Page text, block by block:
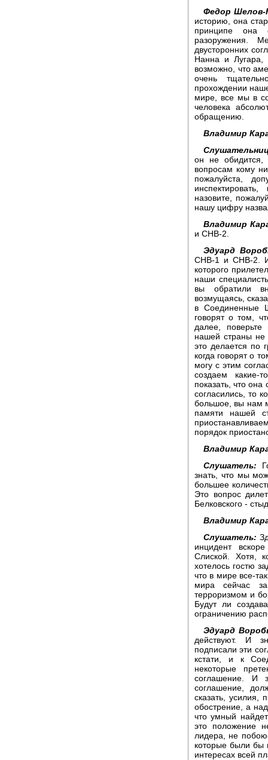
Федор Шелов-
историю, она
принципе она
разоружения.
двусторонних
Нанна и Лугара,
возможно, что
очень
прохождении
мире, все мы в
человека
обращению.
Владимир
он не
вопросам кому
пожалуйста,
назовите,
нашу цифру
Владимир
и СНВ-2.
Эдуард
СНВ-1 и СНВ-2. И
которого
наши
вы обратили
возмущаясь,
в Соединенные
говорят о том,
далее,
нашей страны не
это делается по
когда говорят о
могу с этим
создаем какие-
показать, что
согласились, то
большое, вы нам
памяти нашей
порядок
Владимир
Слушатель:
знать, что мы
большее
Это вопрос
Белковского -
Владимир
Слушатель:
инцидент
Слиской. Хотя,
хотелось гостю
что в мире все-
мира сейчас
терроризмом и
Будут ли
ограничению
Эдуард
действуют. И
подписали эти
кстати, и к
некоторые
соглашение. И
соглашение,
сказать, усилия,
обострение, а
что умный
это положение
лидера, не
которые были бы
интересах всей